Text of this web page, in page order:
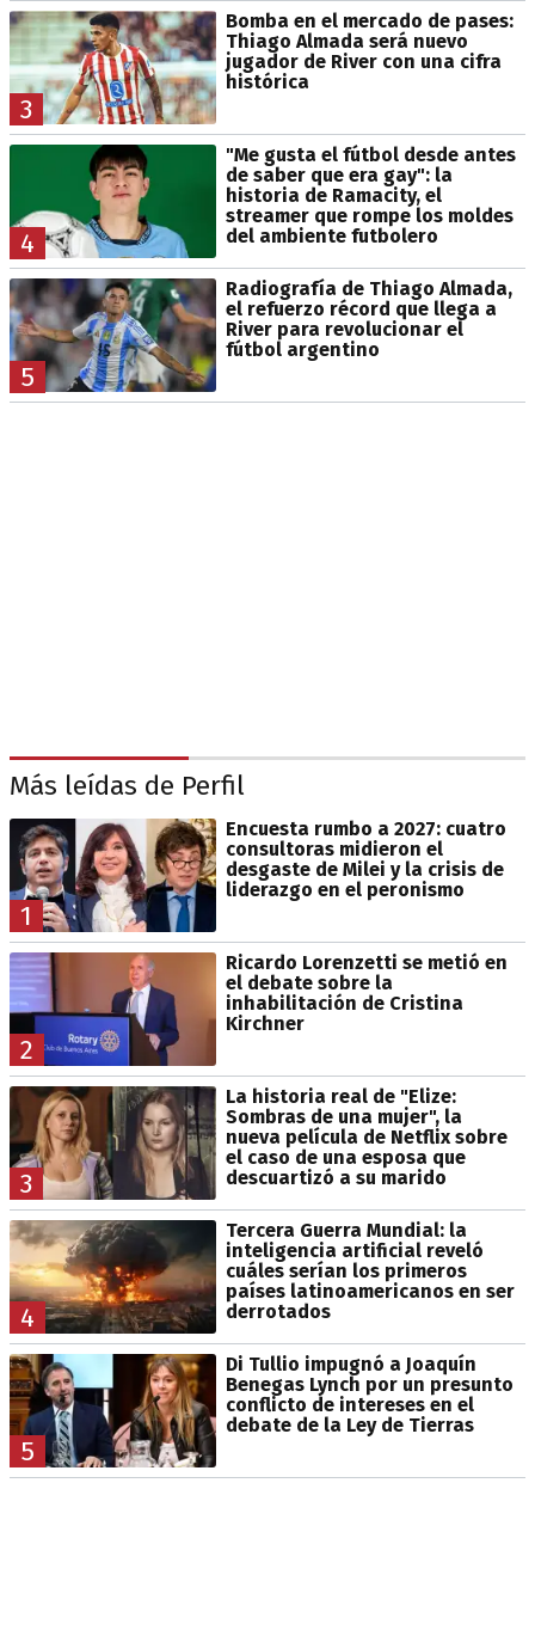
3
Bomba en el mercado de pases:
Thiago Almada será nuevo
jugador de River con una cifra
histórica
4
"Me gusta el fútbol desde antes
de saber que era gay": la
historia de Ramacity, el
streamer que rompe los moldes
del ambiente futbolero
5
Radiografía de Thiago Almada,
el refuerzo récord que llega a
River para revolucionar el
fútbol argentino
Más leídas de Perfil
1
Encuesta rumbo a 2027: cuatro
consultoras midieron el
desgaste de Milei y la crisis de
liderazgo en el peronismo
2
Ricardo Lorenzetti se metió en
el debate sobre la
inhabilitación de Cristina
Kirchner
3
La historia real de "Elize:
Sombras de una mujer", la
nueva película de Netflix sobre
el caso de una esposa que
descuartizó a su marido
4
Tercera Guerra Mundial: la
inteligencia artificial reveló
cuáles serían los primeros
países latinoamericanos en ser
derrotados
5
Di Tullio impugnó a Joaquín
Benegas Lynch por un presunto
conflicto de intereses en el
debate de la Ley de Tierras